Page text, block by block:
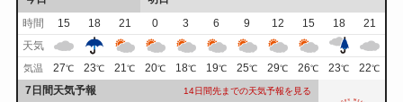
時間
15 18 21 0 3 6 9 12 15 18
21
天気
気温 27℃ 23℃ 21℃ 20℃ 18℃ 19℃ 25℃ 29℃ 26℃ 23℃ 22℃
7日間天気予報 14日間先までの天気予報を見る